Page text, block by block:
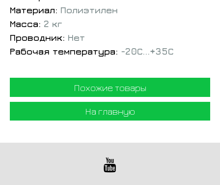
Материал: Полиэтилен
Масса: 2 кг
Проводник: Нет
Рабочая температура: -20С...+35С
Похожие товары
На главную